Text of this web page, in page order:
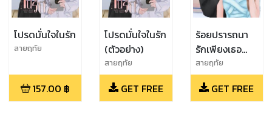
โปรดมั่นใจในรัก
สายฤทัย
157.00 ฿
โปรดมั่นใจในรัก
(ตัวอย่าง)
สายฤทัย
GET FREE
ร้อยปรารถนา
รักเพียงเธอ
(ตัวอย่าง)
สายฤทัย
GET FREE